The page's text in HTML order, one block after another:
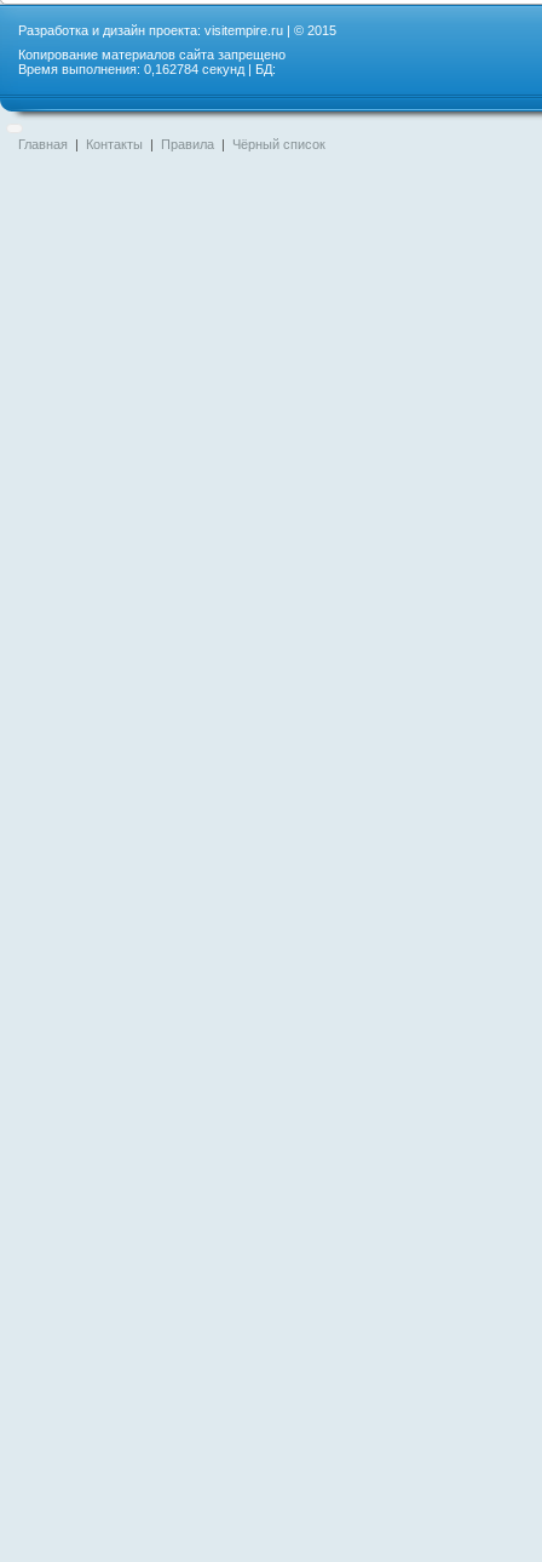
Разработка и дизайн проекта: visitempire.ru | © 2015
Копирование материалов сайта запрещено
Время выполнения: 0,162784 секунд | БД:
Главная | Контакты | Правила | Чёрный список